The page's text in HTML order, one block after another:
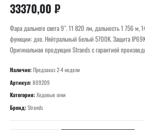
33370,00 ₽
Фара дальнего света 9″. 11 820 лм, дальность 1 756 м,
функции: дхо. Нейтральный белый 5700K. Защита
Оригинальная продукция Strands с гарантией
Наличие:Предзаказ 2-4 недели
Артикул:809209
Категория:Ходовые огни
Бренд:Strands